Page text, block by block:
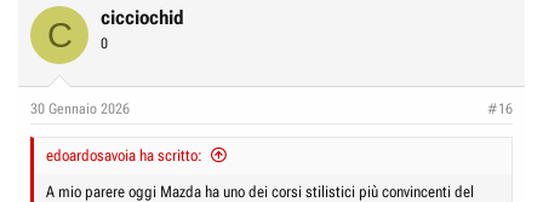
t
o
e
s
d
z
i
C cicciochid
0
30 Gennaio 2026 #16
edoardosavoia ha scritto:
A mio parere oggi Mazda ha uno dei corsi stilistici più convincenti del